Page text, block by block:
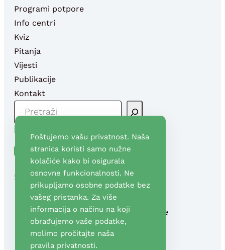
Programi potpore
Info centri
Kviz
Pitanja
Vijesti
Publikacije
Kontakt
R
R
G
Društvene mreže
Facebook YouTube
Stranice
Fond za financiranje
razgradnje NEK
Poštujemo vašu privatnost. Naša
stranica koristi samo nužne
kolačiće kako bi osigurala
osnovne funkcionalnosti. Ne
prikupljamo osobne podatke bez
vašeg pristanka. Za više
informacija o načinu na koji
obrađujemo vaše podatke,
molimo pročitajte naša
pravila privatnosti.